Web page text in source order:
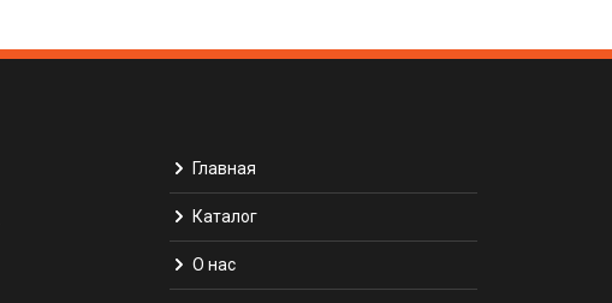
Главная
Каталог
О нас